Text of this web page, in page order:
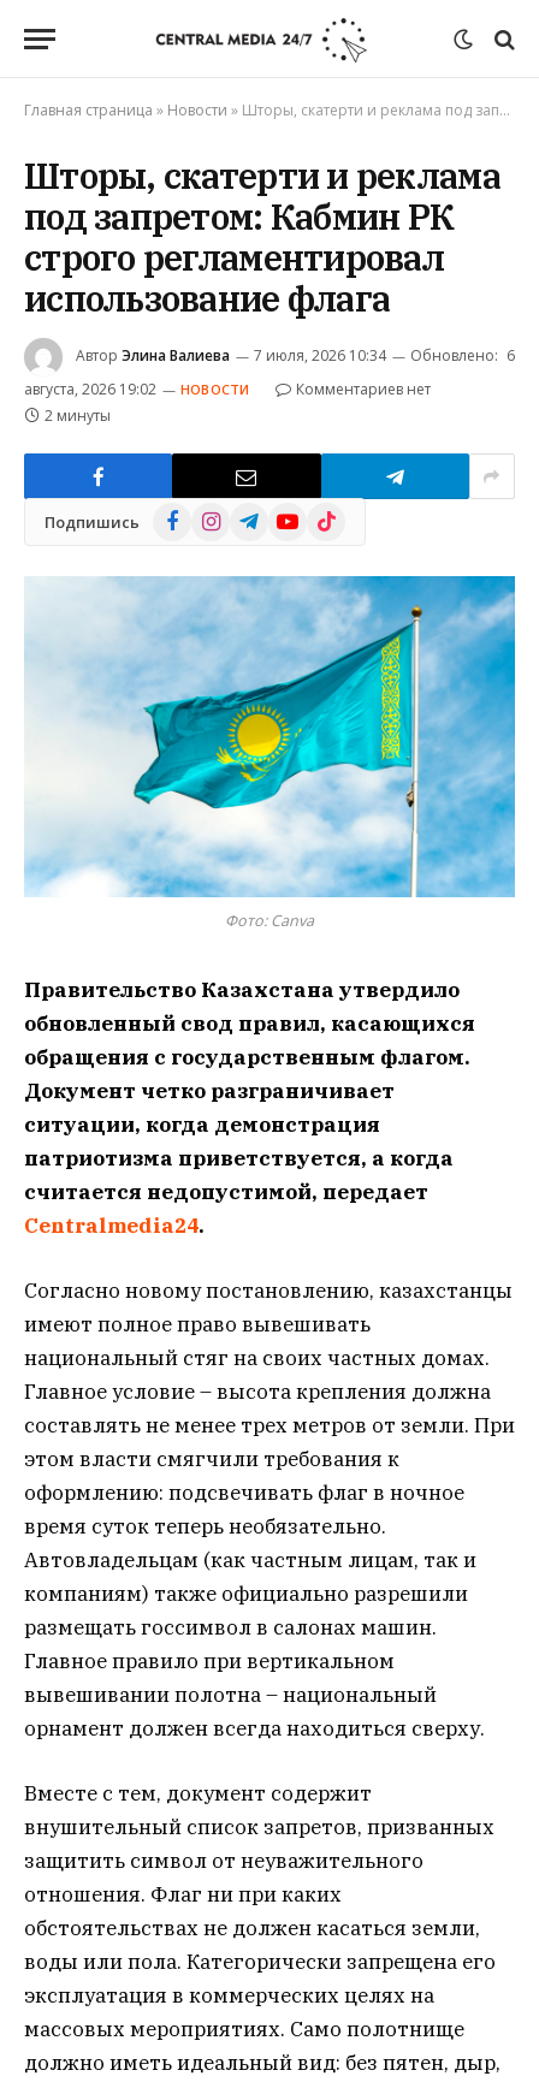
Главная страница » Новости » Шторы, скатерти и реклама под запретом: Кабмин РК строго регламентировал использование флага
Шторы, скатерти и реклама
под запретом: Кабмин РК
строго регламентировал
использование флага
Автор Элина Валиева 7 июля, 2026 10:34 Обновлено: 6
августа, 2026 19:02
НОВОСТИ
Комментариев нет
2 минуты
Подпишись FacebookInstagramTelegramYouTube
TikTok
Фото: Canva
Правительство Казахстана утвердило
обновленный свод правил, касающихся
обращения с государственным флагом.
Документ четко разграничивает
ситуации, когда демонстрация
патриотизма приветствуется, а когда
считается недопустимой, передает
Centralmedia24.
Согласно новому постановлению, казахстанцы
имеют полное право вывешивать
национальный стяг на своих частных домах.
Главное условие – высота крепления должна
составлять не менее трех метров от земли. При
этом власти смягчили требования к
оформлению: подсвечивать флаг в ночное
время суток теперь необязательно.
Автовладельцам (как частным лицам, так и
компаниям) также официально разрешили
размещать госсимвол в салонах машин.
Главное правило при вертикальном
вывешивании полотна – национальный
орнамент должен всегда находиться сверху.
Вместе с тем, документ содержит
внушительный список запретов, призванных
защитить символ от неуважительного
отношения. Флаг ни при каких
обстоятельствах не должен касаться земли,
воды или пола. Категорически запрещена его
эксплуатация в коммерческих целях на
массовых мероприятиях. Само полотнище
должно иметь идеальный вид: без пятен, дыр,